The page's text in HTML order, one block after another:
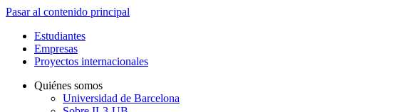
Pasar al contenido principal
Estudiantes
Empresas
Proyectos internacionales
Quiénes somos
Universidad de Barcelona